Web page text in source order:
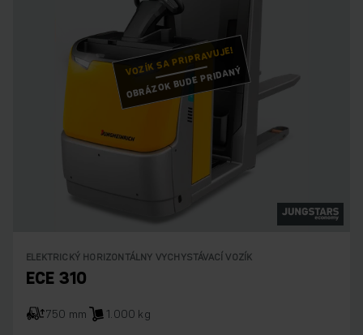
VOZÍK SA PRIPRAVUJE!
OBRÁZOK BUDE PRIDANÝ
ELEKTRICKÝ HORIZONTÁLNY VYCHYSTÁVACÍ VOZÍK
ECE 310
750 mm
1.000 kg